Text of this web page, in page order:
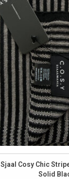
Sjaal Cosy Chic
Solid